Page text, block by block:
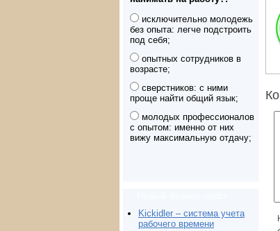
исключительно молодежь
без опыта: легче подстроить
под себя;
опытных сотрудников в
возрасте;
сверстников: с ними
проще найти общий язык;
молодых профессионалов
с опытом: именно от них
вижу максимальную отдачу;
Kickidler – система учета
рабочего времени